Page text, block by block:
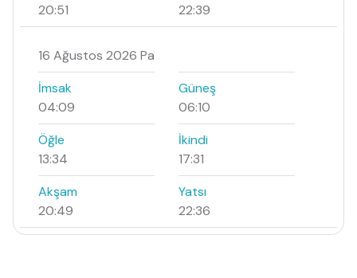
20:51
22:39
16 Ağustos 2026 Pa
İmsak
04:09
Güneş
06:10
Öğle
13:34
İkindi
17:31
Akşam
20:49
Yatsı
22:36